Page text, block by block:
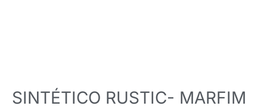
SINTÉTICO RUSTIC- MARFIM